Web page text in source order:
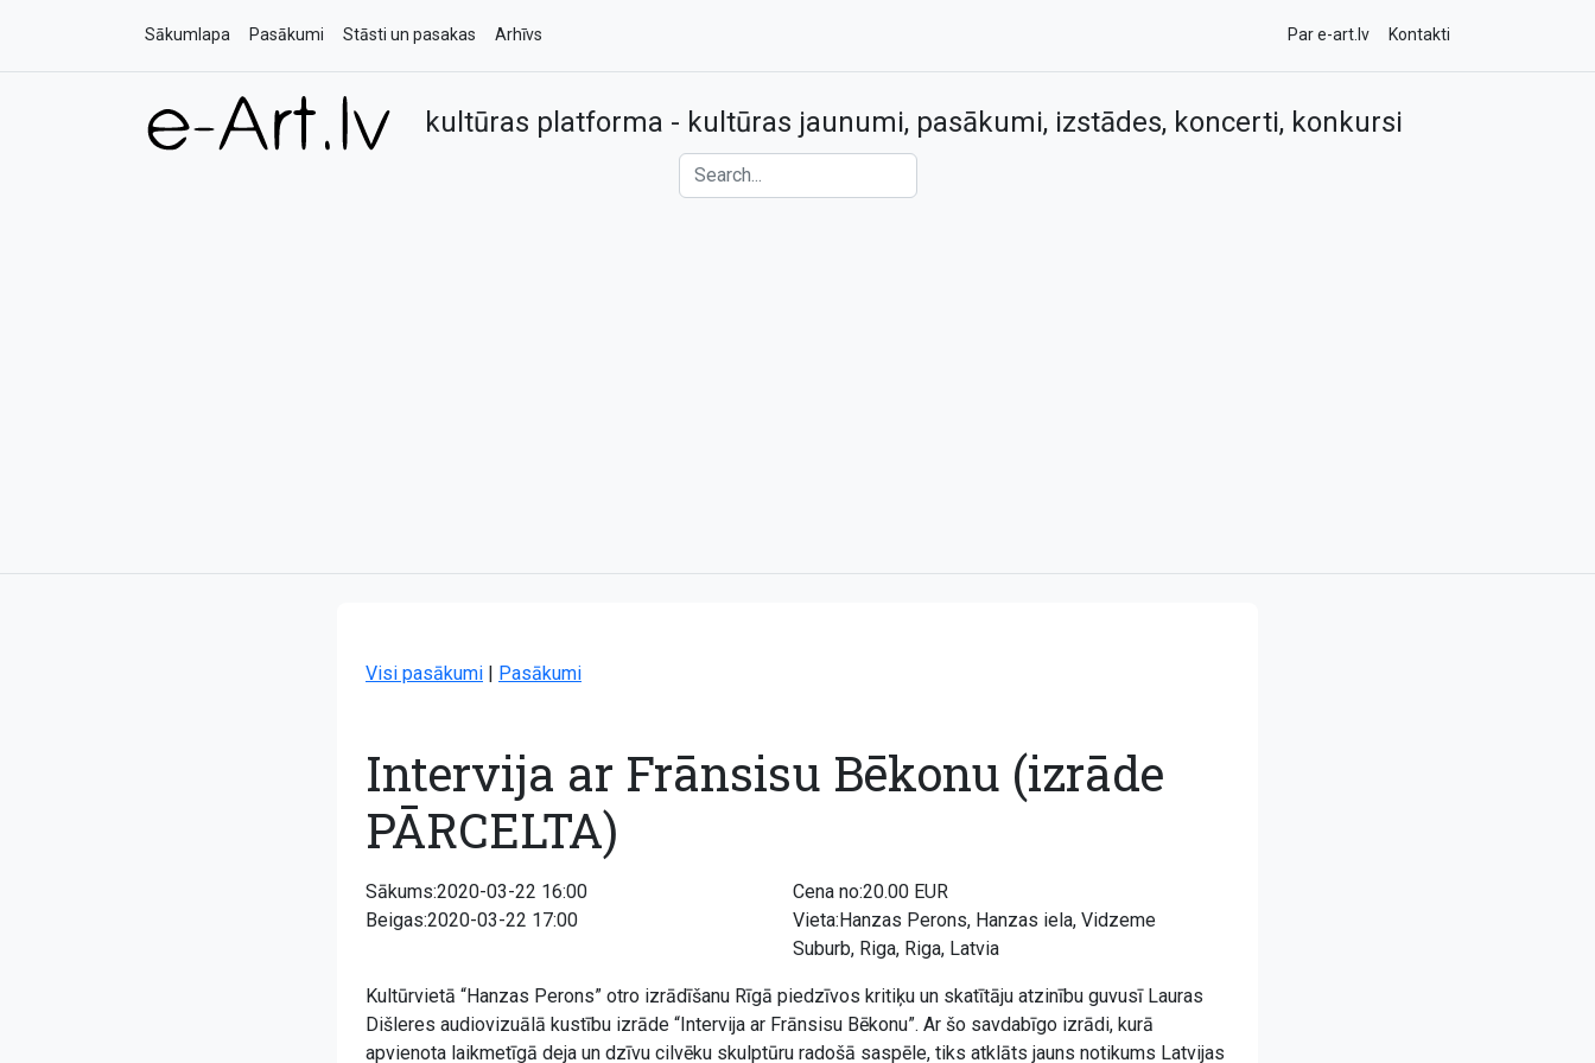
Sākumlapa Pasākumi Stāsti un pasakas Arhīvs Par e-art.lv Kontakti
kultūras platforma - kultūras jaunumi, pasākumi, izstādes, koncerti, konkursi
Visi pasākumi | Pasākumi
Intervija ar Frānsisu Bēkonu (izrāde
PĀRCELTA)
Sākums:2020-03-22 16:00
Beigas:2020-03-22 17:00
Cena no:20.00 EUR
Vieta:Hanzas Perons, Hanzas iela, Vidzeme
Suburb, Riga, Riga, Latvia
Kultūrvietā “Hanzas Perons” otro izrādīšanu Rīgā piedzīvos kritiķu un skatītāju atzinību guvusī Lauras
Dišleres audiovizuālā kustību izrāde “Intervija ar Frānsisu Bēkonu”. Ar šo savdabīgo izrādi, kurā
apvienota laikmetīgā deja un dzīvu cilvēku skulptūru radošā saspēle, tiks atklāts jauns notikums Latvijas